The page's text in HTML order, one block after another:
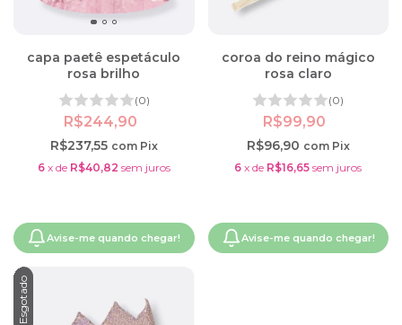
capa paetê espetáculo
rosa brilho
(0)
R$244,90
R$237,55 com Pix
6 x de R$40,82 sem juros
Avise-me quando chegar!
coroa do reino mágico
rosa claro
(0)
R$99,90
R$96,90 com Pix
6 xde R$16,65 sem juros
Avise-me quando chegar!
Esgotado